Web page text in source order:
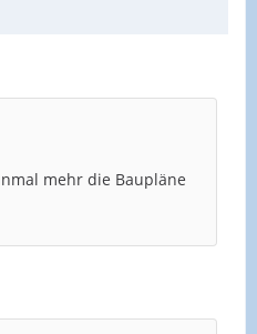
mehr die Baupläne